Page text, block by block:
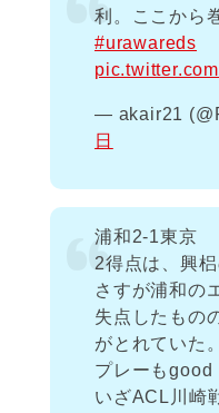
利。ここから
#urawareds
— akair21
日
浦和2-1東京
2得点は、興
さすが浦和の
失点したもの
がとれていた
プレーもgood
いざACL川崎